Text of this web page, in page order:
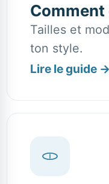
Tailles et
ton style.
Lire le guide →